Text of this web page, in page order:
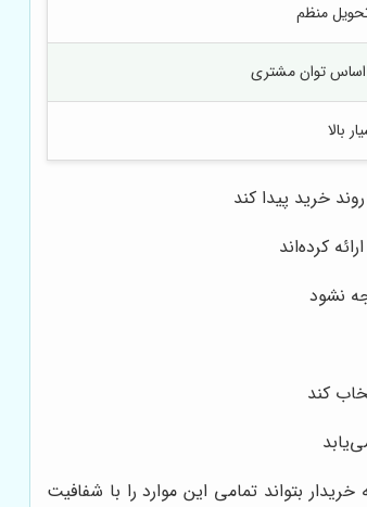
منظم
اساس توان مشتری
بالا
خرید پیدا کند
کرده‌اند
نشود
کند
بتواند تمامی این موارد را با شفافیت